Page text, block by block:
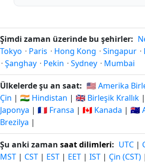
Şimdi zaman üzerinde bu şehirler:
Tokyo · Paris · Hong Kong · Singapur ·
· Şanghay · Pekin · Sydney · Mumbai
Ülkelerde şu an saat: 🇺🇸 Amerika
Çin | 🇮🇳 Hindistan | 🇬🇧 Birleşik Krallık |
Japonya | 🇫🇷 Fransa | 🇨🇦 Kanada | 🇦🇺
Brezilya |
Şu anki zaman saat dilimleri: UTC |
MST | CST | EST | EET | IST | Çin (CST) |